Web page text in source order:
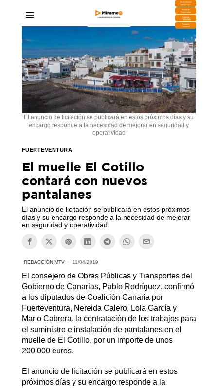
DESCARGA
MIRAPLAY
Buzón de
Sugerencias
Contratar
Publicidad
Contacto
Comercial
El anuncio de licitación se publicará en estos próximos días y su
encargo responde a la necesidad de mejorar en seguridad y
operatividad
FUERTEVENTURA
El muelle El Cotillo
contará con nuevos
pantalanes
El anuncio de licitación se publicará en estos próximos
días y su encargo responde a la necesidad de mejorar
en seguridad y operatividad
REDACCIÓN MTV 11/04/2019
El consejero de Obras Públicas y Transportes del
Gobierno de Canarias, Pablo Rodríguez, confirmó
a los diputados de Coalición Canaria por
Fuerteventura, Nereida Calero, Lola García y
Mario Cabrera, la contratación de los trabajos para
el suministro e instalación de pantalanes en el
muelle de El Cotillo, por un importe de unos
200.000 euros.
El anuncio de licitación se publicará en estos
próximos días y su encargo responde a la